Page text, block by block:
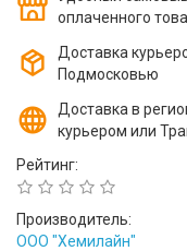
оплаченного
Доставка
Подмосковью
Доставка в
курьером или
Рейтинг:
Производитель:
ООО "Хемилайн"